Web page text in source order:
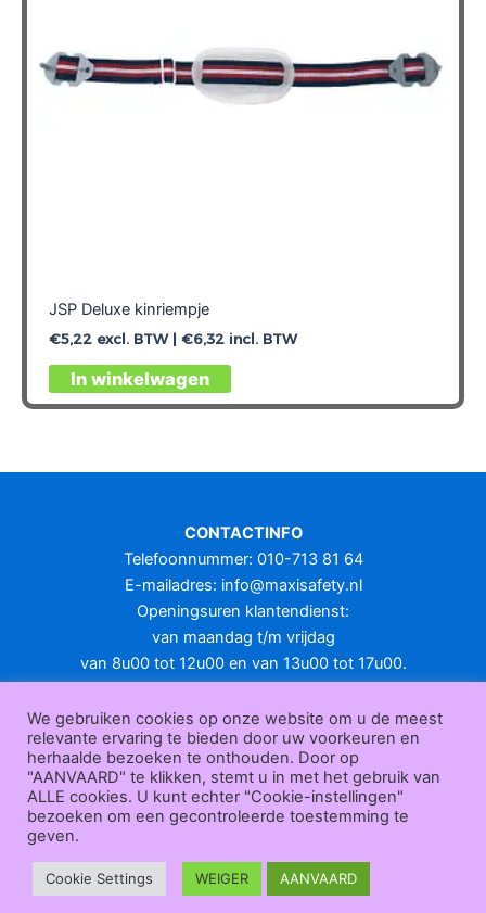
JSP Deluxe kinriempje
€5,22excl. BTW | €6,32incl. BTW
In winkelwagen
CONTACTINFO
Telefoonnummer: 010-713 81 64
E-mailadres: info@maxisafety.nl
Openingsuren klantendienst:
van maandag t/m vrijdag
van 8u00 tot 12u00 en van 13u00 tot 17u00.
KLANTENSERVICE
Over
ons|Bedrijfsgegevens| F.A.Q.|Bestelprocedure | Betaling
ending | Retourneren|Herroepingsrecht|Herroepingsfunctie
ederverkoop|Bedrukken|Contact
Algemene voorwaarden
Maxisafety.nl © 2026
We gebruiken cookies op onze website om u de meest
relevante ervaring te bieden door uw voorkeuren en
herhaalde bezoeken te onthouden. Door op
"AANVAARD" te klikken, stemt u in met het gebruik van
ALLE cookies. U kunt echter "Cookie-instellingen"
bezoeken om een gecontroleerde toestemming te
geven.
Cookie Settings WEIGER AANVAARD